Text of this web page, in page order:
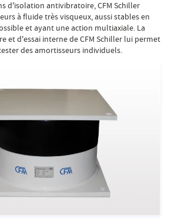
d'isolation antivibratoire, CFM Schiller
à fluide très visqueux, aussi stables en
et ayant une action multiaxiale. La
et d'essai interne de CFM Schiller lui permet
des amortisseurs individuels.